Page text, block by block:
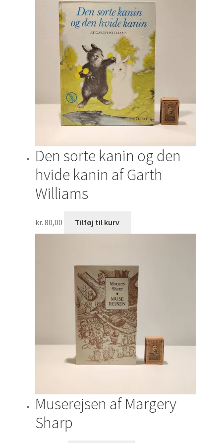
Den sorte kanin og den
hvide kanin af Garth
Williams
kr. 80,00 Tilføj til kurv
Muserejsen af Margery
Sharp